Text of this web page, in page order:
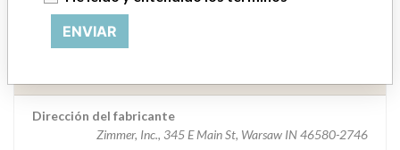
Manufacturer
Dirección del fabricante
Zimmer, Inc., 345 E Main St, Warsaw IN 46580-2746
ENVIAR